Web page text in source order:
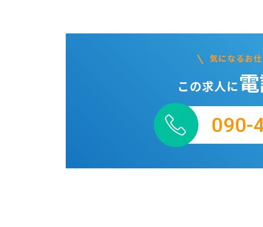
気になるお
この求人に
090-